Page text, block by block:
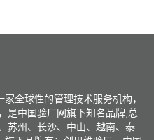
全球性的管理技术服务机构，
是中国验厂网旗下知名品牌,总
苏州、长沙、中山、越南、泰